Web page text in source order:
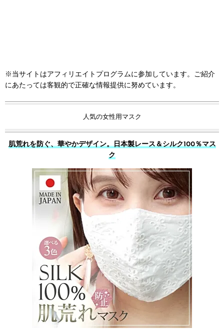
※当サイトはアフィリエイトプログラムに参加しています。ご紹介
にあたっては客観的で正確な情報提供に努めています。
人気の女性用マスク
肌荒れを防ぐ、華やかデザイン。日本製レース＆シルク100％マス
ク